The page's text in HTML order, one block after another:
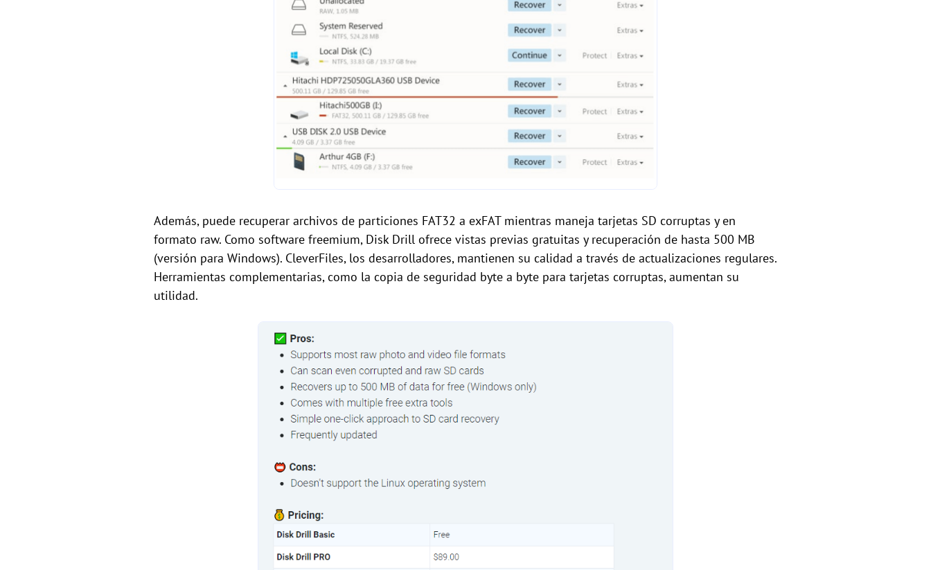
Además, puede recuperar archivos de particiones FAT32 a exFAT mientras maneja tarjetas SD corruptas y en
formato raw. Como software freemium, Disk Drill ofrece vistas previas gratuitas y recuperación de hasta 500 MB
(versión para Windows). CleverFiles, los desarrolladores, mantienen su calidad a través de actualizaciones regulares.
Herramientas complementarias, como la copia de seguridad byte a byte para tarjetas corruptas, aumentan su
utilidad.